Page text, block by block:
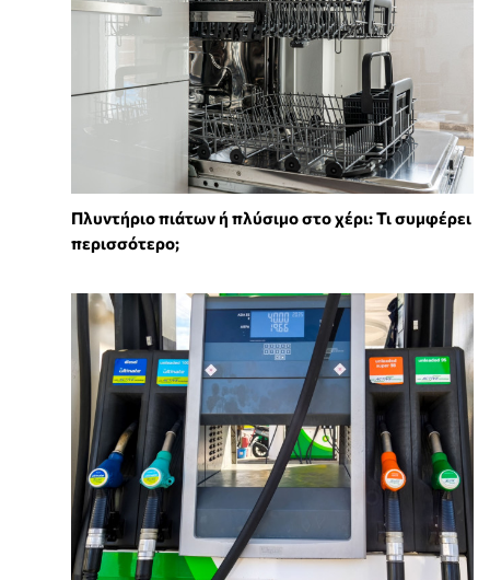
Πλυντήριο πιάτων ή πλύσιμο στο χέρι: Τι συμφέρει
περισσότερο;